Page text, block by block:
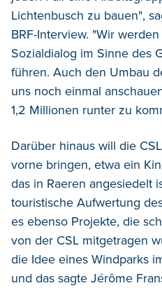
Lichtenbusch zu bauen",
BRF-Interview. "Wir
Sozialdialog im Sinne des
führen. Auch den Umbau
uns noch einmal
1,2 Millionen runter zu
Darüber hinaus will die
vorne bringen, etwa ein
das in Raeren angesiedelt
touristische Aufwertung
es ebenso Projekte, die
von der CSL mitgetragen
die Idee eines Windparks
und das sagte Jérôme